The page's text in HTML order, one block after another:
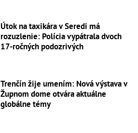
Útok na taxikára v Seredi má
rozuzlenie: Polícia vypátrala dvoch
17-ročných podozrivých
Trenčín žije umením: Nová výstava v
Župnom dome otvára aktuálne
globálne témy